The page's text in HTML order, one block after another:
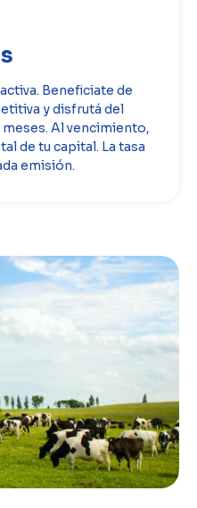
Beneficiate de
y disfrutá del
Al vencimiento,
de tu capital. La tasa
emisión.